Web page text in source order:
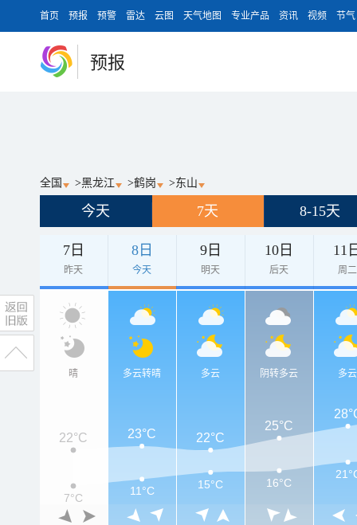
首页 预报 预警 雷达 云图 天气地图 专业产品 资讯 视频 节气
预报
全国 >黑龙江 >鹤岗 >东山
今天 7天 8-15天
7日
昨天
8日
今天
9日
明天
10日
后天
11
周二
晴 多云转晴 多云 阴转多云 多云
22°C 23°C 22°C
25°C
7°C
11°C
15°C 16°C